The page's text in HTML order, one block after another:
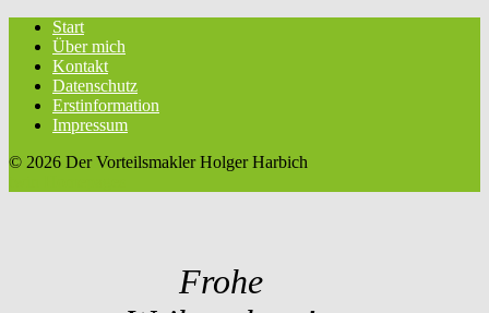
Start
Über mich
Kontakt
Datenschutz
Erstinformation
Impressum
© 2026 Der Vorteilsmakler Holger Harbich
Frohe